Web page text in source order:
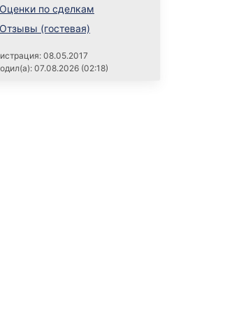
Оценки по сделкам
Отзывы (гостевая)
08.05.2017
07.08.2026 (02:18)